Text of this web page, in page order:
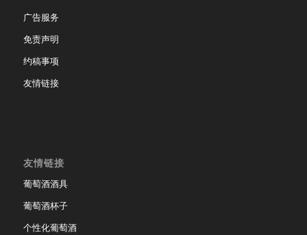
广告服务
免责声明
约稿事项
友情链接
友情链接
葡萄酒酒具
葡萄酒杯子
个性化葡萄酒